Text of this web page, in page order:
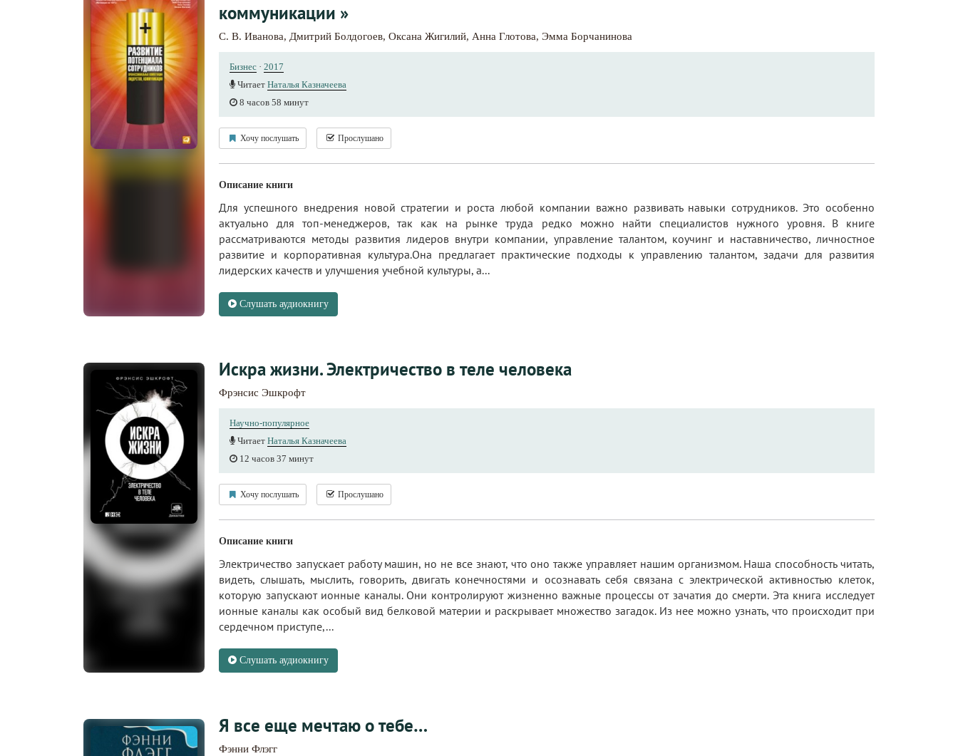
коммуникации »
С. В. Иванова, Дмитрий Болдогоев, Оксана Жигилий, Анна Глотова, Эмма Борчанинова
Бизнес · 2017
Читает Наталья Казначеева
8 часов 58 минут
Хочу послушать Прослушано
Описание книги
Для успешного внедрения новой стратегии и роста любой компании важно развивать навыки сотрудников. Это особенно
актуально для топ-менеджеров, так как на рынке труда редко можно найти специалистов нужного уровня. В книге
рассматриваются методы развития лидеров внутри компании, управление талантом, коучинг и наставничество, личностное
развитие и корпоративная культура.Она предлагает практические подходы к управлению талантом, задачи для развития
лидерских качеств и улучшения учебной культуры, а...
Слушать аудиокнигу
Искра жизни. Электричество в теле человека
Фрэнсис Эшкрофт
Научно-популярное
Читает Наталья Казначеева
12 часов 37 минут
Хочу послушать Прослушано
Описание книги
Электричество запускает работу машин, но не все знают, что оно также управляет нашим организмом. Наша способность читать,
видеть, слышать, мыслить, говорить, двигать конечностями и осознавать себя связана с электрической активностью клеток,
которую запускают ионные каналы. Они контролируют жизненно важные процессы от зачатия до смерти. Эта книга исследует
ионные каналы как особый вид белковой материи и раскрывает множество загадок. Из нее можно узнать, что происходит при
сердечном приступе,...
Слушать аудиокнигу
Я все еще мечтаю о тебе…
Фэнни Флэгг